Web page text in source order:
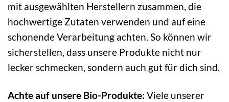
mit ausgewählten Herstellern zusammen, die
hochwertige Zutaten verwenden und auf eine
schonende Verarbeitung achten. So können wir
sicherstellen, dass unsere Produkte nicht nur
lecker schmecken, sondern auch gut für dich sind.
Achte auf unsere Bio-Produkte: Viele unserer